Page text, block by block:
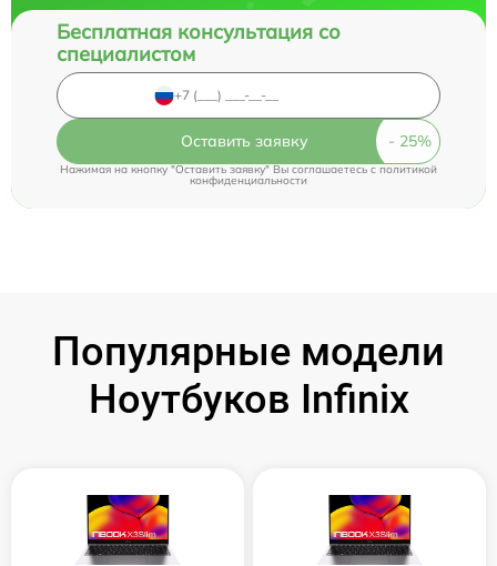
Бесплатная консультация со
специалистом
Оставить заявку
Нажимая на кнопку "Оставить заявку" Вы соглашаетесь cполитикой
конфиденциальности
Популярные модели
Ноутбуков Infinix